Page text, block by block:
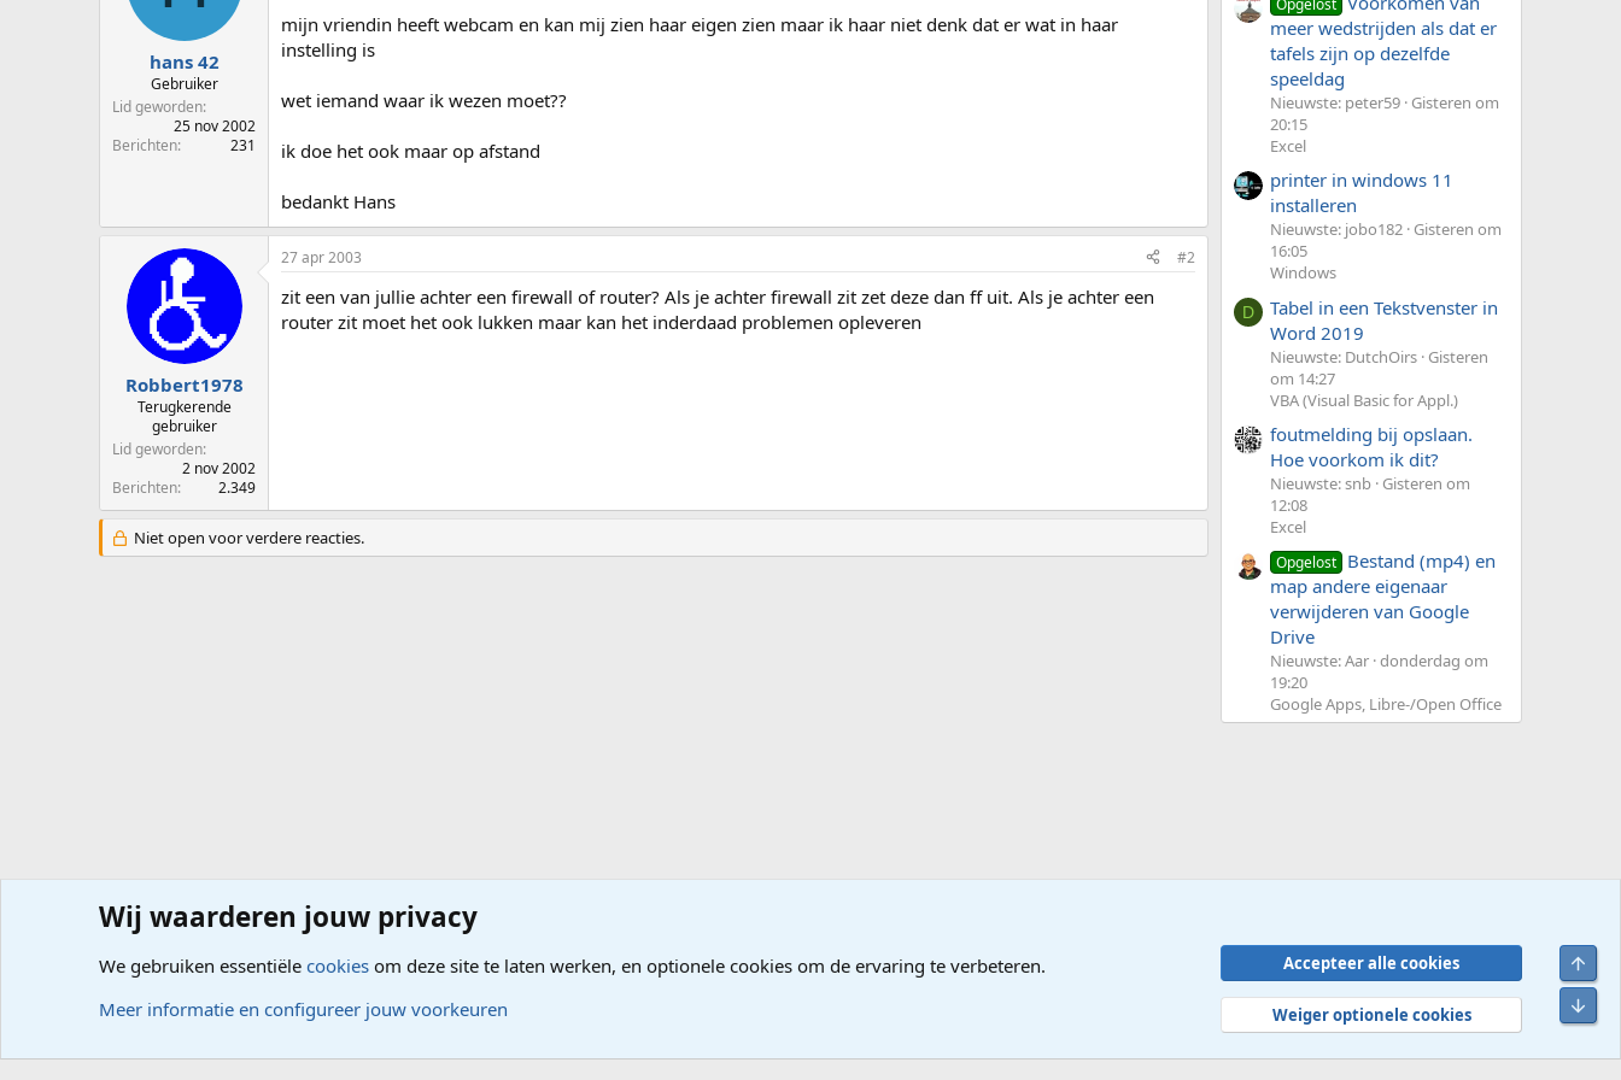
r
e
m
hans 42
Gebruiker
Lid geworden
25 nov 2002
Berichten
231
mijn vriendin heeft webcam en kan mij zien haar eigen zien maar ik haar niet denk dat er wat in haar
instelling is
wet iemand waar ik wezen moet??
ik doe het ook maar op afstand
bedankt Hans
Robbert1978
Terugkerende
gebruiker
Lid geworden
2 nov 2002
Berichten
2.349
27 apr 2003 #2
zit een van jullie achter een firewall of router? Als je achter firewall zit zet deze dan ff uit. Als je achter een
router zit moet het ook lukken maar kan het inderdaad problemen opleveren
Niet open voor verdere reacties.
Opgelost
meer wedstrijden als dat er
tafels zijn op dezelfde
speeldag
Nieuwste: peter59 Gisteren om
20:15
Excel
printer in windows 11
installeren
Nieuwste: jobo182 Gisteren om
16:05
Windows
D
Tabel in een Tekstvenster in
Word 2019
Nieuwste: DutchOirs Gisteren
om 14:27
VBA (Visual Basic for Appl.)
foutmelding bij opslaan.
Hoe voorkom ik dit?
Nieuwste: snb Gisteren om
12:08
Excel
Opgelost Bestand (mp4) en
map andere eigenaar
verwijderen van Google
Drive
Nieuwste: Aar donderdag om
19:20
Google Apps, Libre-/Open Office
Forums Randapparatuur, Netwerk
Voorwaarden en regels Privacybeleid Help
R
S
Wij waarderen jouw privacy
We gebruiken essentiële cookies om deze site te laten werken, en optionele cookies om de ervaring te verbeteren.
Meer informatie en configureer jouw voorkeuren
Accepteer alle cookies
Weiger optionele cookies